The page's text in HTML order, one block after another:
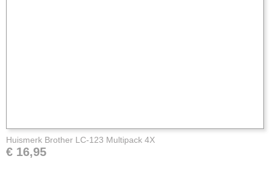
Huismerk Brother LC-123 Multipack 4X
€ 16,95